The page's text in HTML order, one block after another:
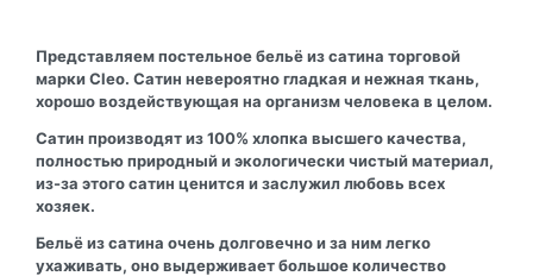
Представляем постельное бельё из сатина торговой
марки Cleo. Сатин невероятно гладкая и нежная ткань,
хорошо воздействующая на организм человека в целом.
Сатин производят из 100% хлопка высшего качества,
полностью природный и экологически чистый материал,
из-за этого сатин ценится и заслужил любовь всех
хозяек.
Бельё из сатина очень долговечно и за ним легко
ухаживать, оно выдерживает большое количество